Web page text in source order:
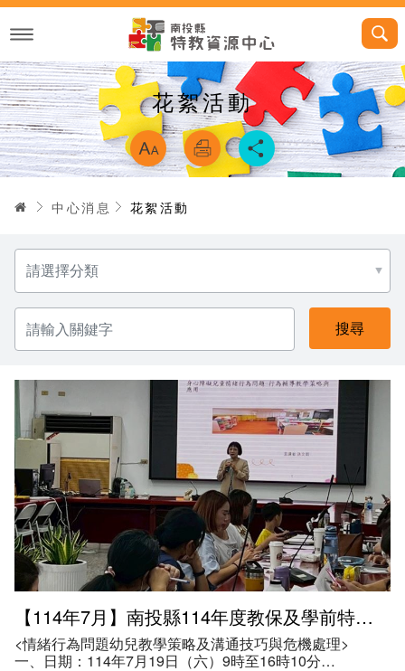
跳
主
內
容
花絮活動 略過字型切換
首頁中心消息 花絮活動
分
類
請
輸
入
關
字
【114年7月】南投縣114年度教保及學前特教專業知能研習
<情緒行為問題幼兒教學策略及溝通技巧與危機處理>
一、日期：114年7月19日（六）9時至16時10分